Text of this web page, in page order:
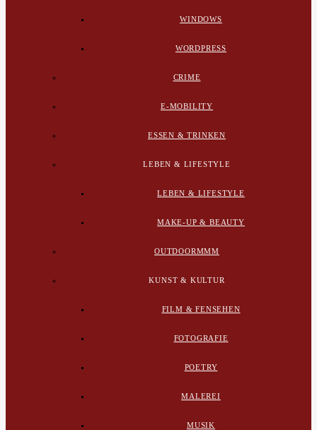
WINDOWS
WORDPRESS
CRIME
E-MOBILITY
ESSEN & TRINKEN
LEBEN & LIFESTYLE
LEBEN & LIFESTYLE
MAKE-UP & BEAUTY
OUTDOORMMM
KUNST & KULTUR
FILM & FENSEHEN
FOTOGRAFIE
POETRY
MALEREI
MUSIK